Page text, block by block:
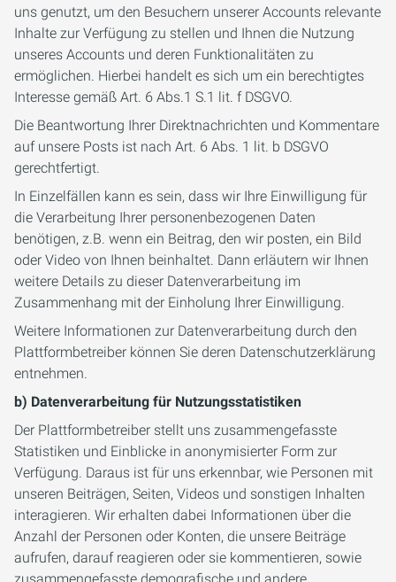
uns genutzt, um den Besuchern unserer Accounts relevante
Inhalte zur Verfügung zu stellen und Ihnen die Nutzung
unseres Accounts und deren Funktionalitäten zu
ermöglichen. Hierbei handelt es sich um ein berechtigtes
Interesse gemäß Art. 6 Abs.1 S.1 lit. f DSGVO.
Die Beantwortung Ihrer Direktnachrichten und Kommentare
auf unsere Posts ist nach Art. 6 Abs. 1 lit. b DSGVO
gerechtfertigt.
In Einzelfällen kann es sein, dass wir Ihre Einwilligung für
die Verarbeitung Ihrer personenbezogenen Daten
benötigen, z.B. wenn ein Beitrag, den wir posten, ein Bild
oder Video von Ihnen beinhaltet. Dann erläutern wir Ihnen
weitere Details zu dieser Datenverarbeitung im
Zusammenhang mit der Einholung Ihrer Einwilligung.
Weitere Informationen zur Datenverarbeitung durch den
Plattformbetreiber können Sie deren Datenschutzerklärung
entnehmen.
b) Datenverarbeitung für Nutzungsstatistiken
Der Plattformbetreiber stellt uns zusammengefasste
Statistiken und Einblicke in anonymisierter Form zur
Verfügung. Daraus ist für uns erkennbar, wie Personen mit
unseren Beiträgen, Seiten, Videos und sonstigen Inhalten
interagieren. Wir erhalten dabei Informationen über die
Anzahl der Personen oder Konten, die unsere Beiträge
aufrufen, darauf reagieren oder sie kommentieren, sowie